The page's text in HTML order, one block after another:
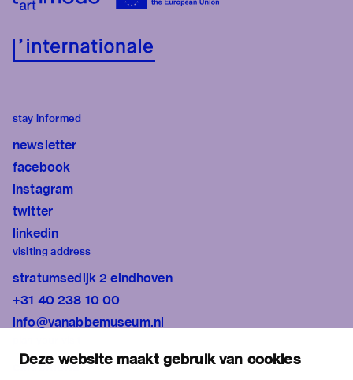
Deze website maakt gebruik van cookies
stay informed
newsletter
facebook
instagram
twitter
linkedin
visiting address
stratumsedijk 2 eindhoven
+31 40 238 10 00
info@vanabbemuseum.nl
exhibitions